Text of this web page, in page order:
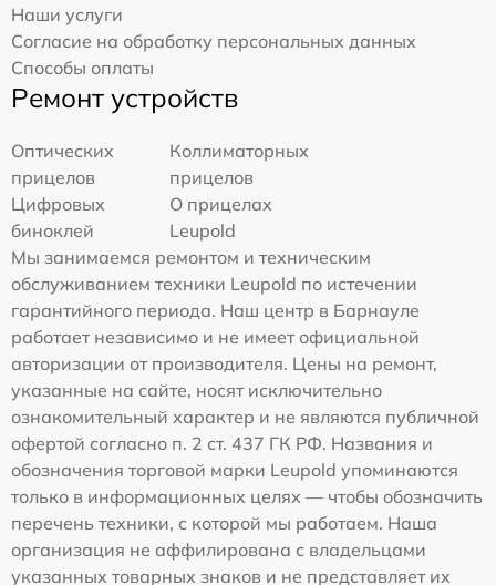
Наши услуги
Согласие на обработку персональных данных
Способы оплаты
Ремонт устройств
Оптических
прицелов
Коллиматорных
прицелов
Цифровых
биноклей
О прицелах
Leupold
Мы занимаемся ремонтом и техническим
обслуживанием техники Leupold по истечении
гарантийного периода. Наш центр в Барнауле
работает независимо и не имеет официальной
авторизации от производителя. Цены на ремонт,
указанные на сайте, носят исключительно
ознакомительный характер и не являются публичной
офертой согласно п. 2 ст. 437 ГК РФ. Названия и
обозначения торговой марки Leupold упоминаются
только в информационных целях — чтобы обозначить
перечень техники, с которой мы работаем. Наша
организация не аффилирована с владельцами
указанных товарных знаков и не представляет их